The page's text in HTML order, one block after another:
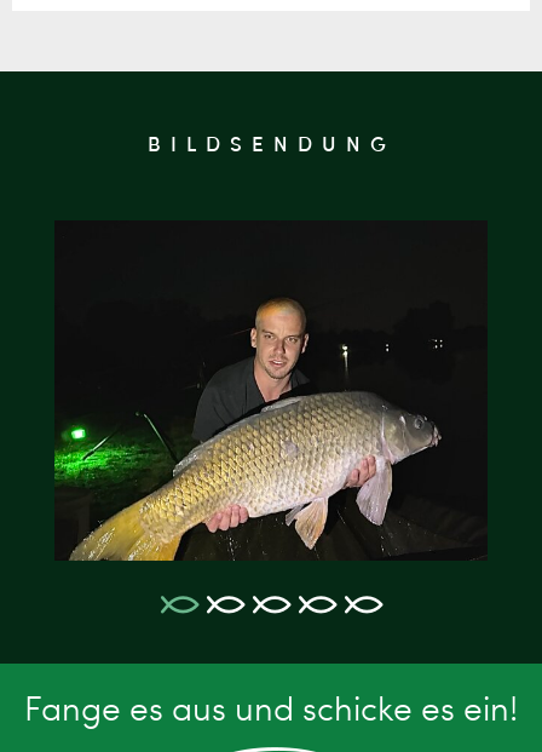
BILDSENDUNG
Fange es aus und schicke es ein!